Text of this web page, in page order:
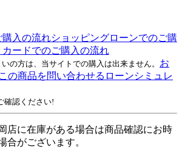
入の流れショッピングローンでのご購
カードでのご購入の流れ
の方は、当サイトでの購入は出来ません。 お
この商品を問い合わせる ローンシミュレ
確認ください!
店に在庫がある場合は商品確認にお時
合がございます。